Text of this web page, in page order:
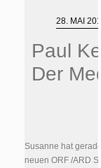
28. MAI 2012
Paul
Der
Susanne hat
neuen ORF /ARD